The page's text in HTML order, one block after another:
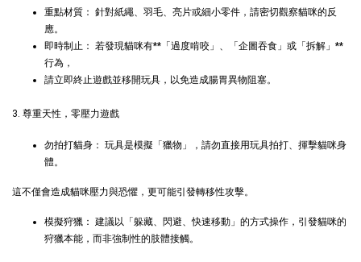
重點材質： 針對紙繩、羽毛、亮片或細小零件，請密切觀察貓咪的反
應。
即時制止： 若發現貓咪有**「過度啃咬」、「企圖吞食」或「拆解」**
行為，
請立即終止遊戲並移開玩具，以免造成腸胃異物阻塞。
3. 尊重天性，零壓力遊戲
勿拍打貓身： 玩具是模擬「獵物」，請勿直接用玩具拍打、揮擊貓咪身
體。
這不僅會造成貓咪壓力與恐懼，更可能引發轉移性攻擊。
模擬狩獵： 建議以「躲藏、閃避、快速移動」的方式操作，引發貓咪的
狩獵本能，而非強制性的肢體接觸。